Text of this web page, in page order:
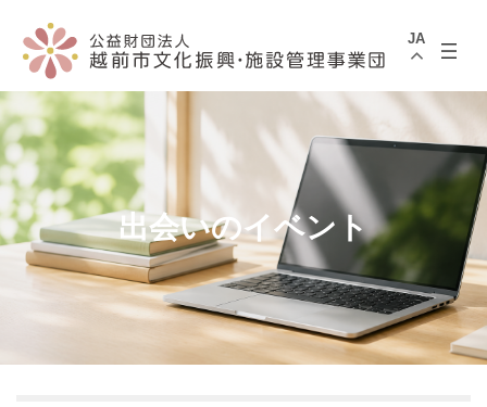
へ
ス
キ
ッ
プ
ョ
ン
に
移
動
JA
出会いのイベント